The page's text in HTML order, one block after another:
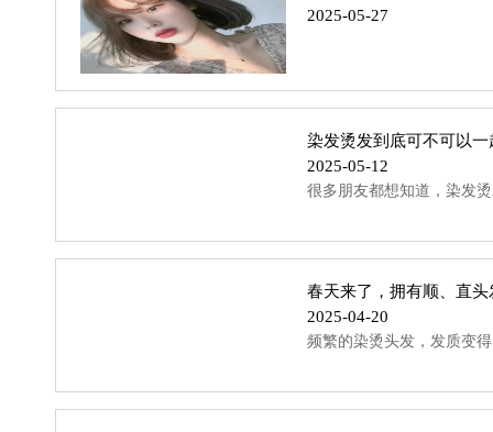
2025-05-27
染发烫发到底可不可以一
2025-05-12
很多朋友都想知道，染发
春天来了，拥有顺、直头
2025-04-20
频繁的染烫头发，发质变